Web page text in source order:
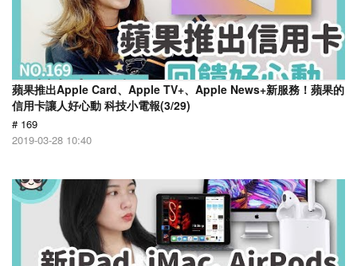
蘋果推出Apple Card、Apple TV+、Apple News+新服務！蘋果的
信用卡讓人好心動 科技小電報(3/29)
# 169
2019-03-28 10:40